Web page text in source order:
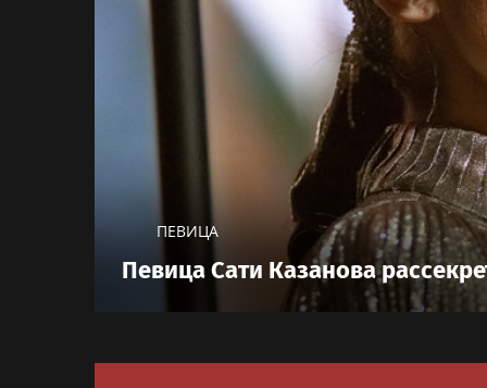
ПЕВИЦА
Певица Сати Казанова